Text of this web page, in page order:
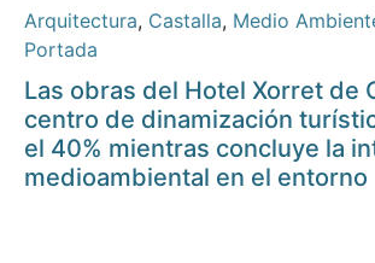
Arquitectura, Castalla, Medio
Portada
Las obras del Hotel Xorret de
centro de dinamización
el 40% mientras concluye la
medioambiental en el entorno